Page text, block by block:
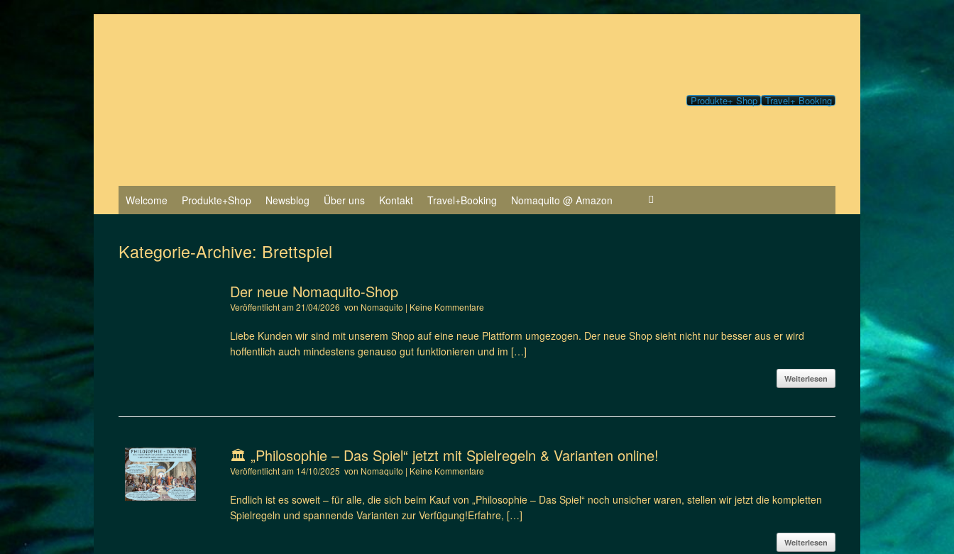
Produkte+ Shop Travel+ Booking
Welcome Produkte+Shop Newsblog Über uns Kontakt Travel+Booking Nomaquito @ Amazon
Kategorie-Archive: Brettspiel
Der neue Nomaquito-Shop
Veröffentlicht am21/04/2026 von Nomaquito | Keine Kommentare
Liebe Kunden wir sind mit unserem Shop auf eine neue Plattform umgezogen. Der neue Shop sieht nicht nur besser aus er wird
hoffentlich auch mindestens genauso gut funktionieren und im […]
Weiterlesen
🏛️ „Philosophie – Das Spiel“ jetzt mit Spielregeln & Varianten online!
Veröffentlicht am 14/10/2025 von Nomaquito | Keine Kommentare
Endlich ist es soweit – für alle, die sich beim Kauf von „Philosophie – Das Spiel“ noch unsicher waren, stellen wir jetzt die kompletten
Spielregeln und spannende Varianten zur Verfügung!Erfahre, […]
Weiterlesen